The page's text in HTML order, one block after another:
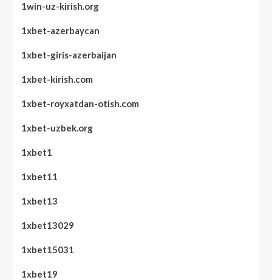
1win-uz-kirish.org
1xbet-azerbaycan
1xbet-giris-azerbaijan
1xbet-kirish.com
1xbet-royxatdan-otish.com
1xbet-uzbek.org
1xbet1
1xbet11
1xbet13
1xbet13029
1xbet15031
1xbet19